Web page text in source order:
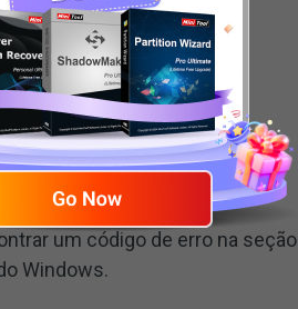
de Dispositivos
um código de erro na seção
Windows.